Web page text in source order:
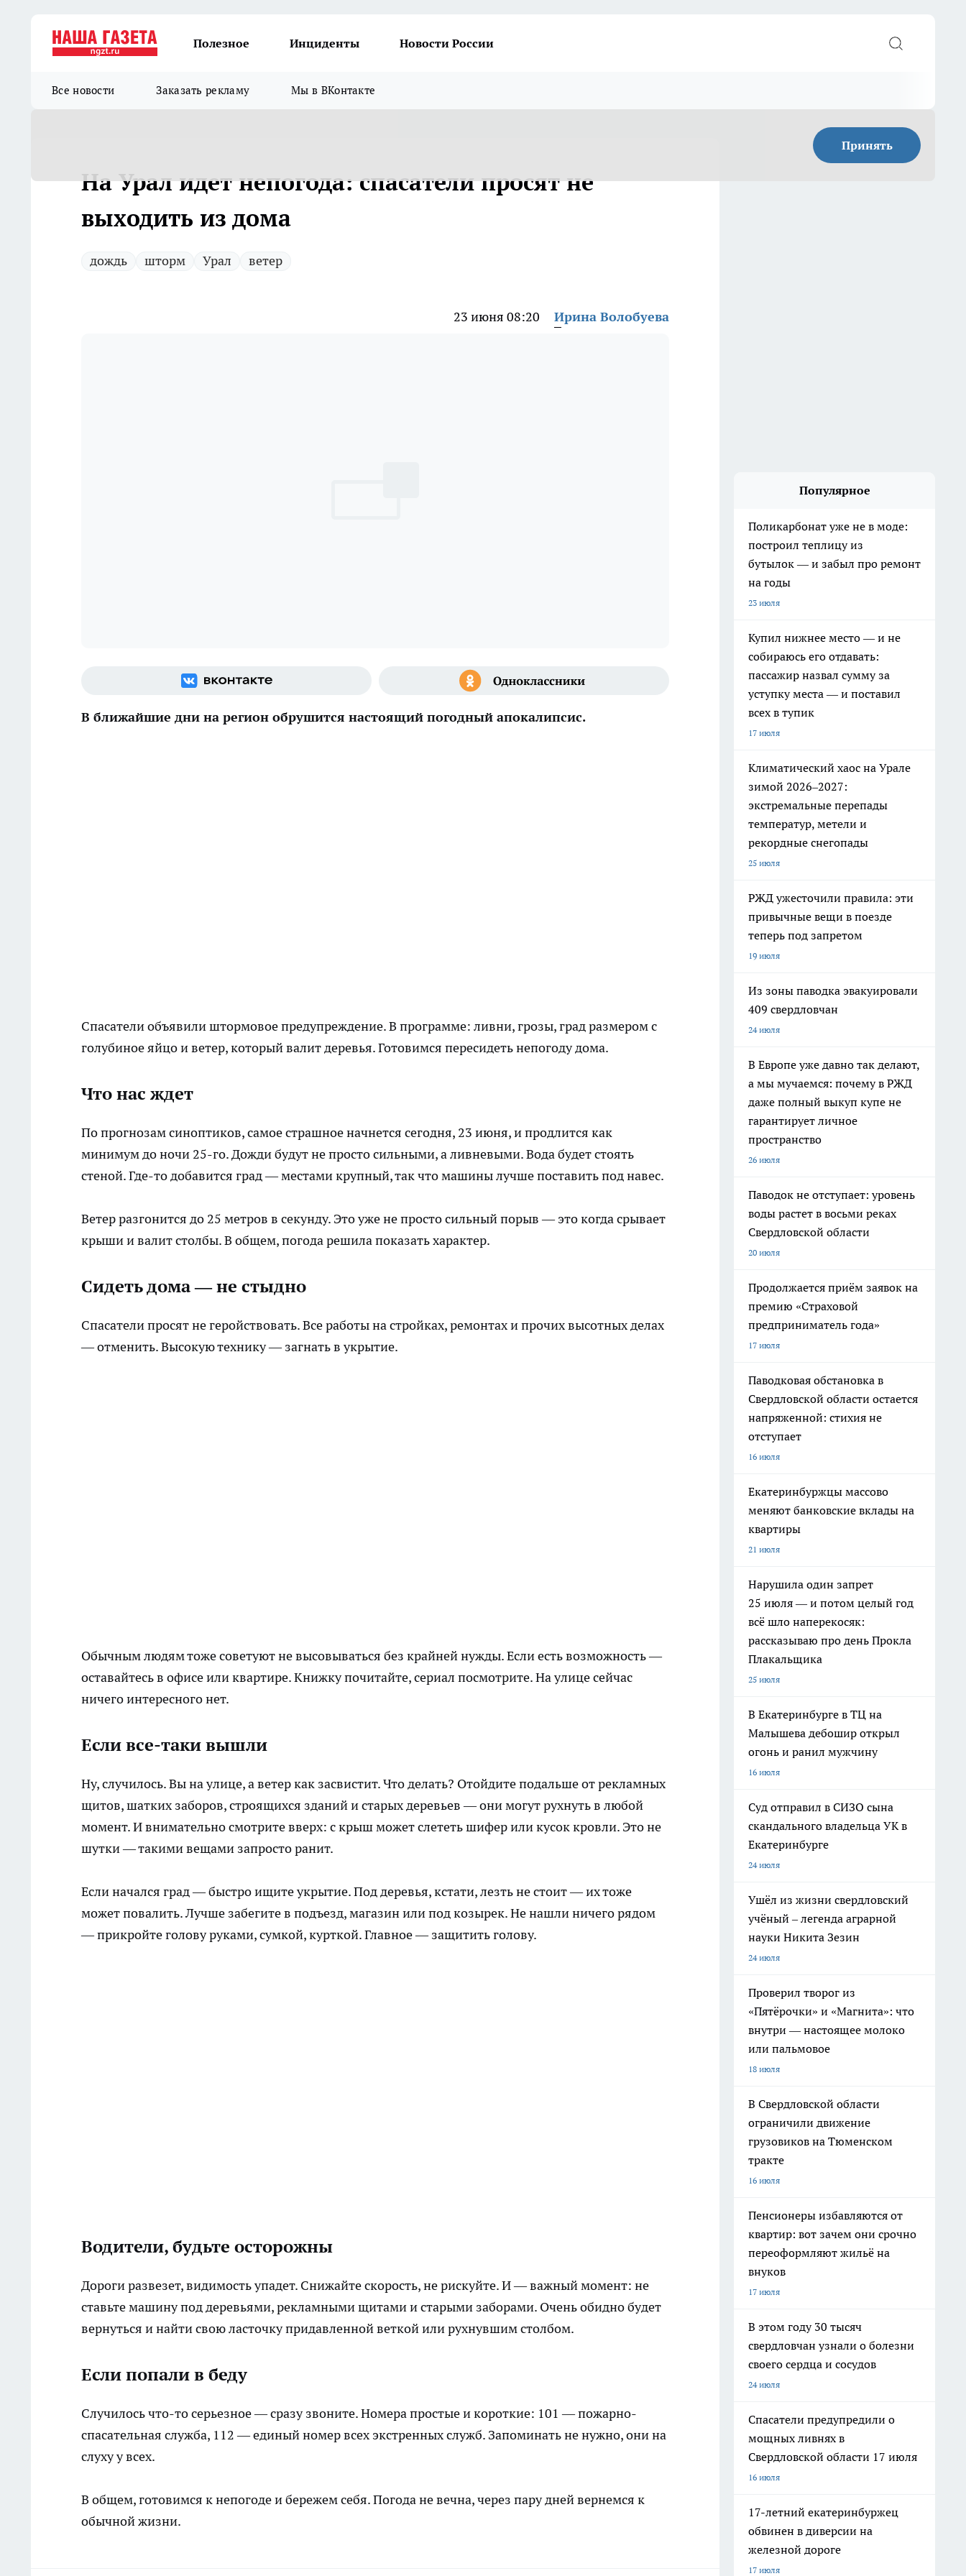
Полезное Инциденты Новости России
Все новости Заказать рекламу Мы в ВКонтакте
Принять
На Урал идет непогода: спасатели просят не
выходить из дома
дождь шторм Урал ветер
23 июня 08:20 Ирина Волобуева
В ближайшие дни на регион обрушится настоящий погодный апокалипсис.
Спасатели объявили штормовое предупреждение. В программе: ливни, грозы, град размером с
голубиное яйцо и ветер, который валит деревья. Готовимся пересидеть непогоду дома.
Что нас ждет
По прогнозам синоптиков, самое страшное начнется сегодня, 23 июня, и продлится как
минимум до ночи 25-го. Дожди будут не просто сильными, а ливневыми. Вода будет стоять
стеной. Где-то добавится град — местами крупный, так что машины лучше поставить под навес.
Ветер разгонится до 25 метров в секунду. Это уже не просто сильный порыв — это когда срывает
крыши и валит столбы. В общем, погода решила показать характер.
Сидеть дома — не стыдно
Спасатели просят не геройствовать. Все работы на стройках, ремонтах и прочих высотных делах
— отменить. Высокую технику — загнать в укрытие.
Обычным людям тоже советуют не высовываться без крайней нужды. Если есть возможность —
оставайтесь в офисе или квартире. Книжку почитайте, сериал посмотрите. На улице сейчас
ничего интересного нет.
Если все-таки вышли
Ну, случилось. Вы на улице, а ветер как засвистит. Что делать? Отойдите подальше от рекламных
щитов, шатких заборов, строящихся зданий и старых деревьев — они могут рухнуть в любой
момент. И внимательно смотрите вверх: с крыш может слететь шифер или кусок кровли. Это не
шутки — такими вещами запросто ранит.
Если начался град — быстро ищите укрытие. Под деревья, кстати, лезть не стоит — их тоже
может повалить. Лучше забегите в подъезд, магазин или под козырек. Не нашли ничего рядом
— прикройте голову руками, сумкой, курткой. Главное — защитить голову.
Водители, будьте осторожны
Дороги развезет, видимость упадет. Снижайте скорость, не рискуйте. И — важный момент: не
ставьте машину под деревьями, рекламными щитами и старыми заборами. Очень обидно будет
вернуться и найти свою ласточку придавленной веткой или рухнувшим столбом.
Если попали в беду
Случилось что-то серьезное — сразу звоните. Номера простые и короткие: 101 — пожарно-
спасательная служба, 112 — единый номер всех экстренных служб. Запоминать не нужно, они на
слуху у всех.
В общем, готовимся к непогоде и бережем себя. Погода не вечна, через пару дней вернемся к
обычной жизни.
Популярное
Поликарбонат уже не в моде:
построил теплицу из
бутылок — и забыл про ремонт
на годы
23 июля
Купил нижнее место — и не
собираюсь его отдавать:
пассажир назвал сумму за
уступку места — и поставил
всех в тупик
17 июля
Климатический хаос на Урале
зимой 2026–2027:
экстремальные перепады
температур, метели и
рекордные снегопады
25 июля
РЖД ужесточили правила: эти
привычные вещи в поезде
теперь под запретом
19 июля
Из зоны паводка эвакуировали
409 свердловчан
24 июля
В Европе уже давно так делают,
а мы мучаемся: почему в РЖД
даже полный выкуп купе не
гарантирует личное
пространство
26 июля
Паводок не отступает: уровень
воды растет в восьми реках
Свердловской области
20 июля
Продолжается приём заявок на
премию «Страховой
предприниматель года»
17 июля
Паводковая обстановка в
Свердловской области остается
напряженной: стихия не
отступает
16 июля
Екатеринбуржцы массово
меняют банковские вклады на
квартиры
21 июля
Нарушила один запрет
25 июля — и потом целый год
всё шло наперекосяк:
рассказываю про день Прокла
Плакальщика
25 июля
В Екатеринбурге в ТЦ на
Малышева дебошир открыл
огонь и ранил мужчину
16 июля
Суд отправил в СИЗО сына
скандального владельца УК в
Екатеринбурге
24 июля
Ушёл из жизни свердловский
учёный – легенда аграрной
науки Никита Зезин
24 июля
Проверил творог из
«Пятёрочки» и «Магнита»: что
внутри — настоящее молоко
или пальмовое
18 июля
В Свердловской области
ограничили движение
грузовиков на Тюменском
тракте
16 июля
Пенсионеры избавляются от
квартир: вот зачем они срочно
переоформляют жильё на
внуков
17 июля
В этом году 30 тысяч
свердловчан узнали о болезни
своего сердца и сосудов
24 июля
Спасатели предупредили о
мощных ливнях в
Свердловской области 17 июля
16 июля
17-летний екатеринбуржец
обвинен в диверсии на
железной дороге
17 июля